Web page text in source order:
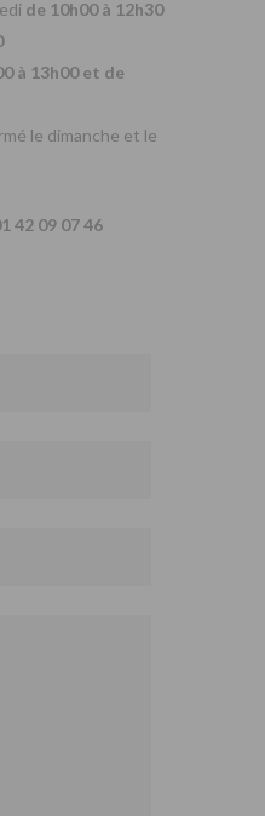
de 10h00 à 12h30
à 13h00 et de
le dimanche et le
42 09 07 46